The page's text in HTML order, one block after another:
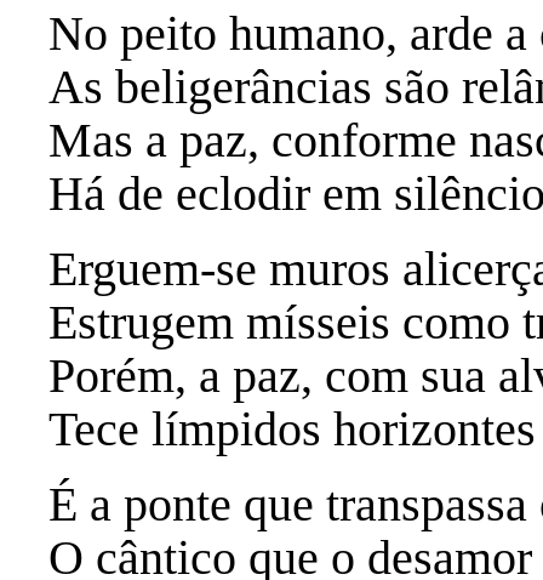
No peito humano, arde
As beligerâncias são
Mas a paz, conforme
Há de eclodir em
Erguem-se muros
Estrugem mísseis como
Porém, a paz, com sua
Tece límpidos
É a ponte que
O cântico que o